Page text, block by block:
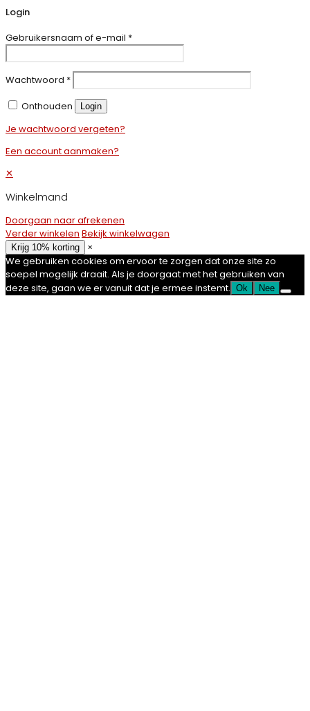
Login
Gebruikersnaam of e-mail *
Wachtwoord *
Onthouden
Login
Je wachtwoord vergeten?
Een account aanmaken?
✕
Winkelmand
Doorgaan naar afrekenen
Verder winkelen Bekijk winkelwagen
Krijg 10% korting
×
We gebruiken cookies om ervoor te zorgen dat onze site zo
soepel mogelijk draait. Als je doorgaat met het gebruiken van
deze site, gaan we er vanuit dat je ermee instemt. Ok Nee